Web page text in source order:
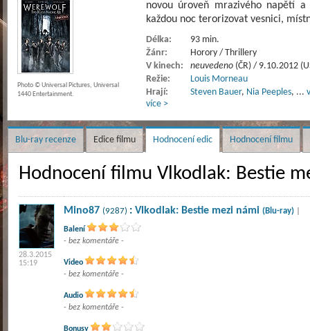
novou úroveň mrazivého napětí
každou noc terorizovat vesnici,
Délka:
93 min.
Žánr:
Horory / Thrillery
V kinech:
neuvedeno (ČR) / 9.10.2012
Režie:
Louis Morneau
Hrají:
Steven Bauer, Nia Peeples, ...
více >
Photo © Universal Pictures, Universal
1440 Entertainment.
Blu-ray recenze Edice filmu Hodnocení edic Hodnocení filmu
Hodnocení filmu Vlkodlak: Bestie
28.3.2015
15:19
Mino87 (9287) : Vlkodlak: Bestie mezi námi (Blu-ray)
Balení
- bez komentáře -
Video
- bez komentáře -
Audio
- bez komentáře -
Bonusy